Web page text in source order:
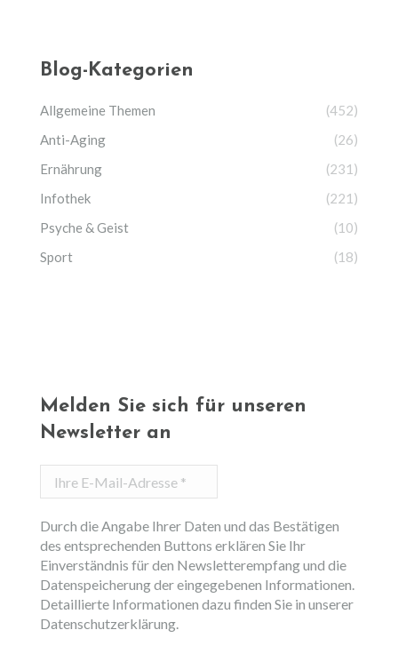
Blog-Kategorien
Allgemeine Themen
(452)
Anti-Aging
(26)
Ernährung
(231)
Infothek
(221)
Psyche & Geist
(10)
Sport
(18)
Melden Sie sich für unseren
Newsletter an
Adresse
*
Durch die Angabe Ihrer Daten und das Bestätigen
des entsprechenden Buttons erklären Sie Ihr
Einverständnis für den Newsletterempfang und die
Datenspeicherung der eingegebenen Informationen.
Detaillierte Informationen dazu finden Sie in unserer
Datenschutzerklärung.